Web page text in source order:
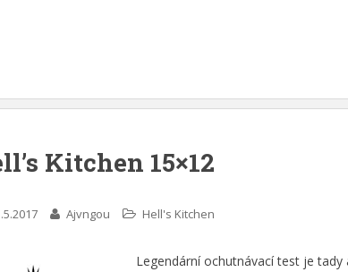
Kitchen 15×12
Ajvngou Hell's Kitchen
Legendární ochutnávací test je